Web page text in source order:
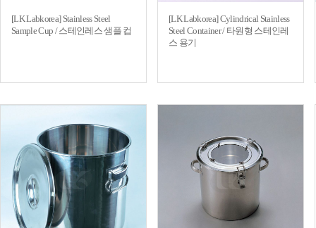
[LK Labkorea] Stainless Steel
Sample Cup / 스테인레스 샘플 컵
[LK Labkorea] Cylindrical Stainless
Steel Container / 타원형 스테인레
스 용기